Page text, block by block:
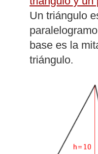
Un triángulo
base es la
triángulo.